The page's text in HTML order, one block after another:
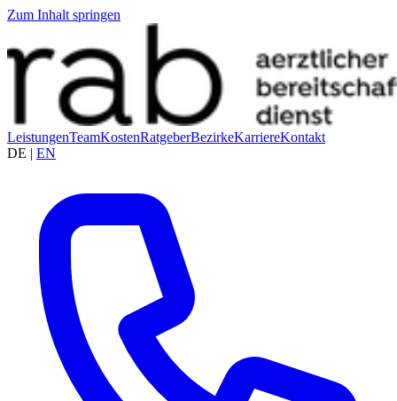
Zum Inhalt springen
LeistungenTeamKostenRatgeberBezirkeKarriereKontakt
DE | EN